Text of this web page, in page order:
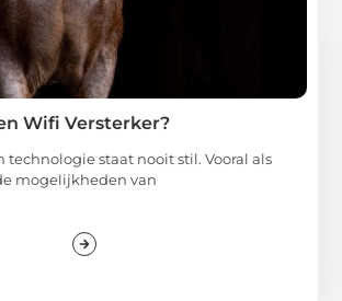
Wifi Versterker?
technologie staat nooit stil. Vooral als
mogelijkheden van